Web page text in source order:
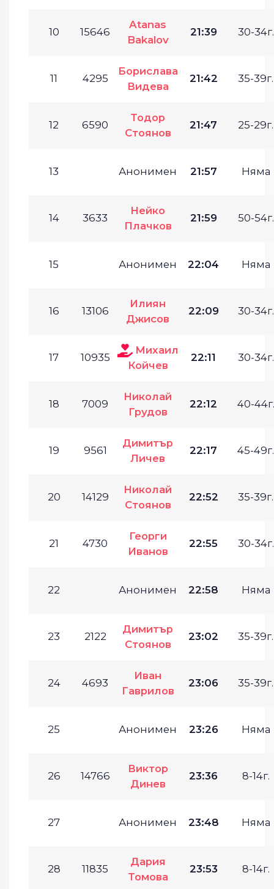
10 15646
Atanas
Bakalov
21:39 30-34г.
11 4295
Борислава
Видева
21:42 35-39г.
12 6590
Тодор
Стоянов
21:47 25-29г.
13 Анонимен 21:57 Няма
14 3633
Нейко
Плачков
21:59 50-54г.
15 Анонимен 22:04 Няма
16 13106
Илиян
Джисов
22:09 30-34г.
17 10935
Михаил
Койчев
22:11 30-34г.
18 7009
Николай
Грудов
22:12 40-44г.
19 9561
Димитър
Личев
22:17 45-49г.
20 14129
Николай
Стоянов
22:52 35-39г.
21 4730
Георги
Иванов
22:55 30-34г.
22 Анонимен 22:58 Няма
23 2122
Димитър
Стоянов
23:02 35-39г.
24 4693
Иван
Гаврилов
23:06 35-39г.
25 Анонимен 23:26 Няма
26 14766
Виктор
Динев
23:36 8-14г.
27 Анонимен 23:48 Няма
28 11835
Дария
Томова
23:53 8-14г.